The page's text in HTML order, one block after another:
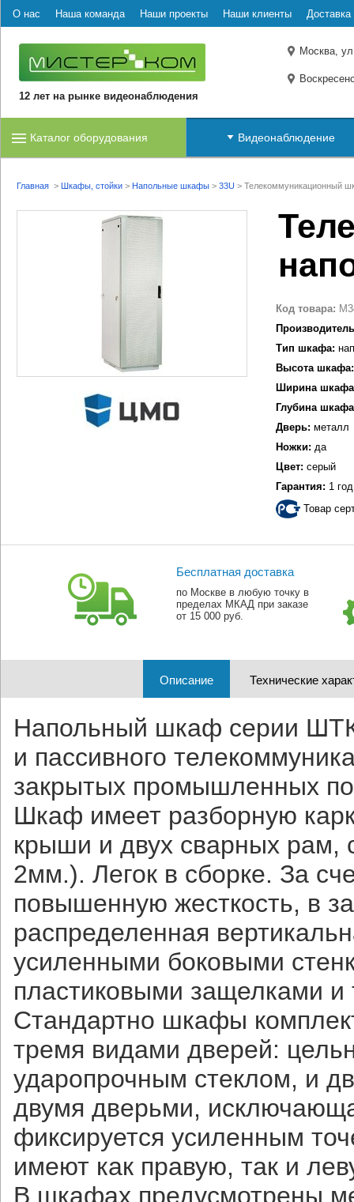
О нас Наша команда Наши проекты Наши клиенты Доставка
12 лет на рынке видеонаблюдения
Москва,
Каталог оборудования Видеонаблюдение
Главная > Шкафы, стойки > Напольные шкафы > 33U > Телекоммуникационный
Код товара:
Тип шкафа:
Высота шкафа:
Ширина
Глубина
Дверь: металл
Ножки: да
Цвет: серый
Гарантия: 1 год
Товар
Бесплатная доставка
по Москве в любую точку в
пределах МКАД при заказе
от 15 000 руб.
Описание Технические
Напольный шкаф серии
и пассивного
закрытых промышленных
Шкаф имеет разборную
крыши и двух сварных рам,
2мм.). Легок в сборке. За
повышенную жесткость, в
распределенная
усиленными боковыми
пластиковыми защелками
Стандартно шкафы
тремя видами дверей:
ударопрочным стеклом, и
двумя дверьми,
фиксируется усиленным
имеют как правую, так и
В шкафах предусмотрены